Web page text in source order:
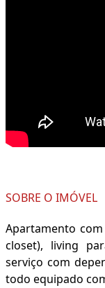
SOBRE O IMÓVEL
Apartamento
closet), living
serviço com
todo equipado